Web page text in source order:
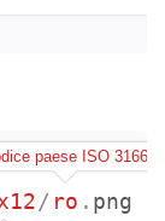
/ ro
paese ISO 3166
. png